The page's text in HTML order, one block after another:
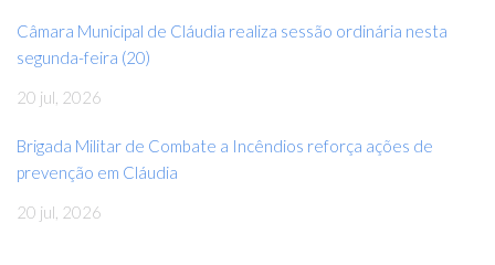
Câmara Municipal de Cláudia realiza sessão ordinária nesta
segunda-feira (20)
20 jul, 2026
Brigada Militar de Combate a Incêndios reforça ações de
prevenção em Cláudia
20 jul, 2026